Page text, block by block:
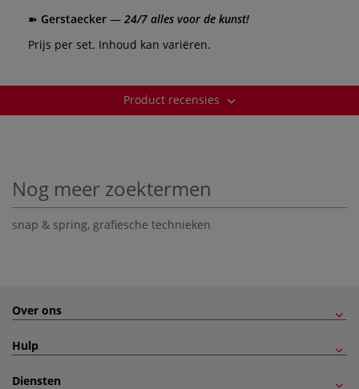
➽ Gerstaecker — 24/7 alles voor de kunst!
Prijs per set. Inhoud kan variëren.
Product recensies
Nog meer zoektermen
snap & spring, grafiesche technieken
Over ons
Hulp
Diensten